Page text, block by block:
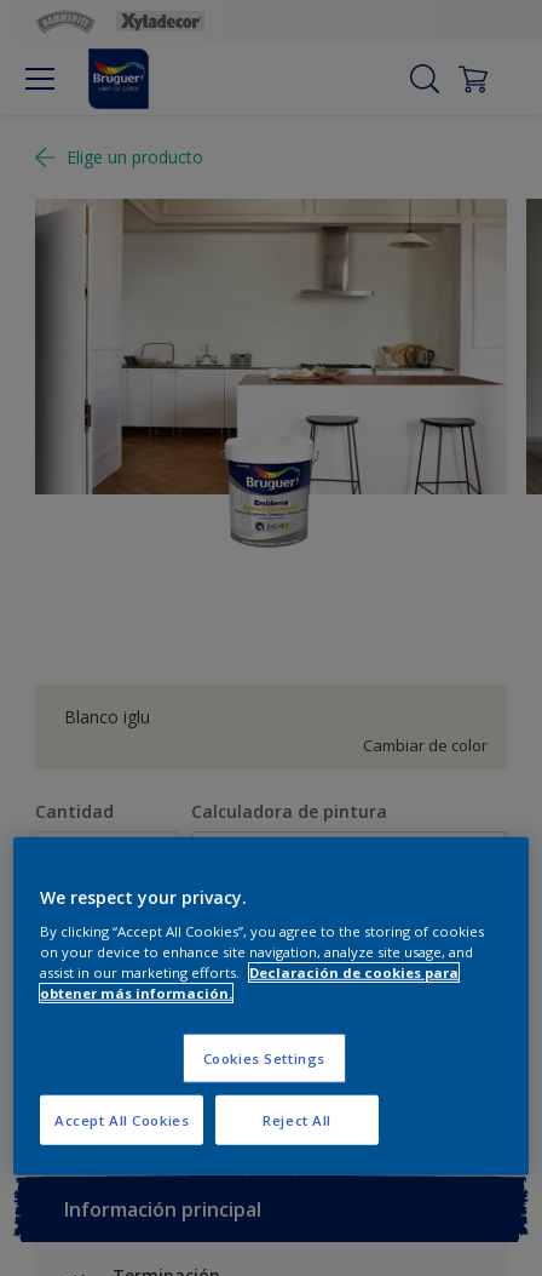
Elige un producto
Blanco iglu
Cambiar de color
Cantidad Calculadora de pintura
Este producto no está actualmente disponible en línea.
Por favor, visite su tienda más cercana.
Agregar a espacio Encontrar una tienda
Información principal
We respect your privacy.
By clicking “Accept All Cookies”, you agree to the storing of cookies
on your device to enhance site navigation, analyze site usage, and
assist in our marketing efforts.
Declaración de cookies para
obtener más información.
Cookies Settings
Reject All
Accept All Cookies